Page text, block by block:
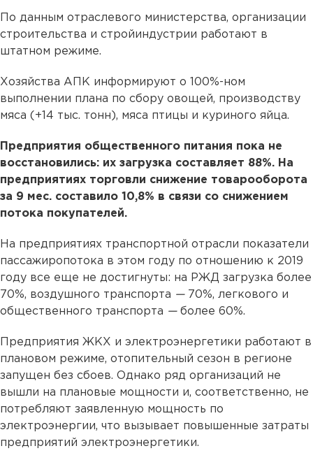
По данным отраслевого министерства, организации
строительства и стройиндустрии работают в
штатном режиме.
Хозяйства АПК информируют о 100%-ном
выполнении плана по сбору овощей, производству
мяса (+14 тыс. тонн), мяса птицы и куриного яйца.
Предприятия общественного питания пока не
восстановились: их загрузка составляет 88%. На
предприятиях торговли снижение товарооборота
за 9 мес. составило 10,8% в связи со снижением
потока покупателей.
На предприятиях транспортной отрасли показатели
пассажиропотока в этом году по отношению к 2019
году все еще не достигнуты: на РЖД загрузка более
70%, воздушного транспорта —70%, легкового и
общественного транспорта —более 60%.
Предприятия ЖКХ и электроэнергетики работают в
плановом режиме, отопительный сезон в регионе
запущен без сбоев. Однако ряд организаций не
вышли на плановые мощности и, соответственно, не
потребляют заявленную мощность по
электроэнергии, что вызывает повышенные затраты
предприятий электроэнергетики.